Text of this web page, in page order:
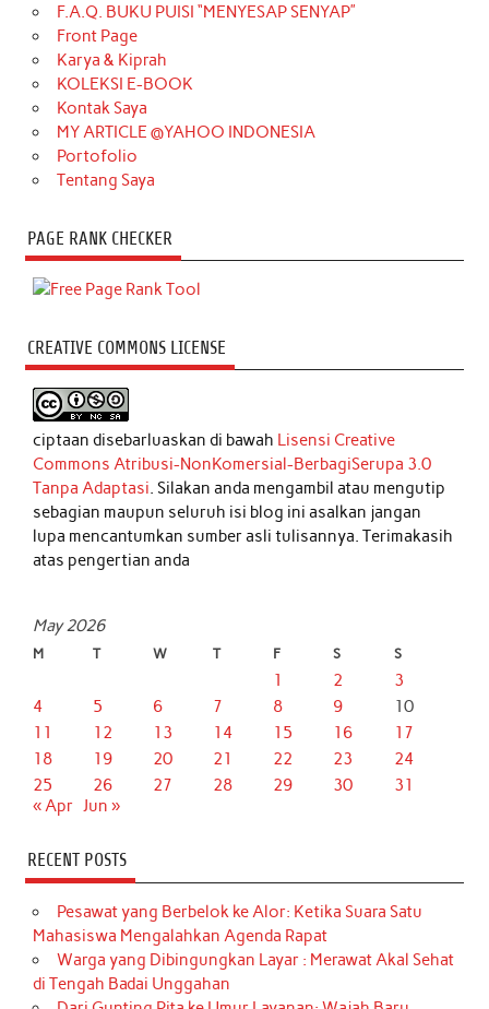
F.A.Q. BUKU PUISI “MENYESAP SENYAP”
Front Page
Karya & Kiprah
KOLEKSI E-BOOK
Kontak Saya
MY ARTICLE @YAHOO INDONESIA
Portofolio
Tentang Saya
PAGE RANK CHECKER
CREATIVE COMMONS LICENSE
ciptaan disebarluaskan di bawah Lisensi Creative
Commons Atribusi-NonKomersial-BerbagiSerupa 3.0
Tanpa Adaptasi . Silakan anda mengambil atau mengutip
sebagian maupun seluruh isi blog ini asalkan jangan
lupa mencantumkan sumber asli tulisannya. Terimakasih
atas pengertian anda
May 2026
M T W T F S S
1 2
3
4
5 6 7 8 9
10
11
12 13 14 15 16
17
18
19 20 21 22 23
24
25
26 27 28 29 30
31
« Apr Jun »
RECENT POSTS
Pesawat yang Berbelok ke Alor: Ketika Suara Satu
Mahasiswa Mengalahkan Agenda Rapat
Warga yang Dibingungkan Layar : Merawat Akal Sehat
di Tengah Badai Unggahan